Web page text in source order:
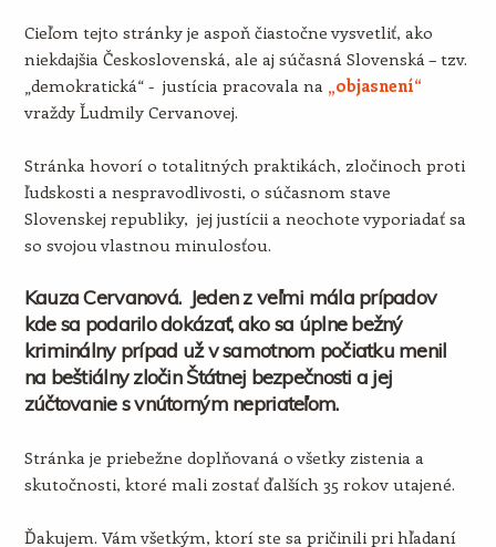
Cieľom tejto stránky je aspoň čiastočne vysvetliť, ako
niekdajšia Československá, ale aj súčasná Slovenská – tzv.
„demokratická“ - justícia pracovala na „objasnení“
vraždy Ľudmily Cervanovej.
Stránka hovorí o totalitných praktikách, zločinoch proti
ľudskosti a nespravodlivosti, o súčasnom stave
Slovenskej republiky, jej justícii a neochote vyporiadať sa
so svojou vlastnou minulosťou.
Kauza Cervanová. Jeden z veľmi mála prípadov
kde sa podarilo dokázať, ako sa úplne bežný
kriminálny prípad už v samotnom počiatku menil
na beštiálny zločin Štátnej bezpečnosti a jej
zúčtovanie s vnútorným nepriateľom.
Stránka je priebežne doplňovaná o všetky zistenia a
skutočnosti, ktoré mali zostať ďalších 35 rokov utajené.
Ďakujem. Vám všetkým, ktorí ste sa pričinili pri hľadaní